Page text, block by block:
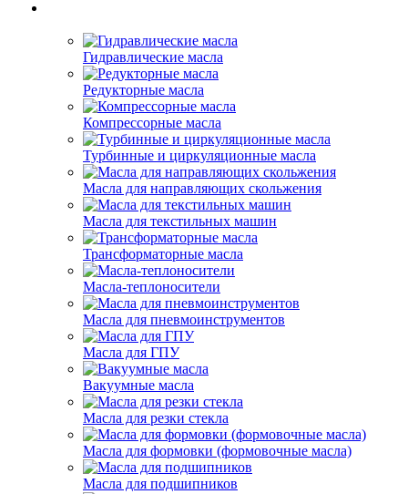
Гидравлические масла
Редукторные масла
Компрессорные масла
Турбинные и циркуляционные масла
Масла для направляющих скольжения
Масла для текстильных машин
Трансформаторные масла
Масла-теплоносители
Масла для пневмоинструментов
Масла для ГПУ
Вакуумные масла
Масла для резки стекла
Масла для формовки (формовочные масла)
Масла для подшипников